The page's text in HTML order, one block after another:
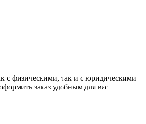
с физическими, так и с юридическими
заказ удобным для вас